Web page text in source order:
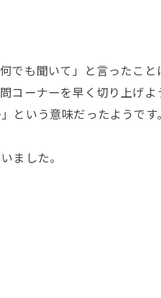
も聞いて」と言ったこ
コーナーを早く切り上げ
という意味だったようで
ました。